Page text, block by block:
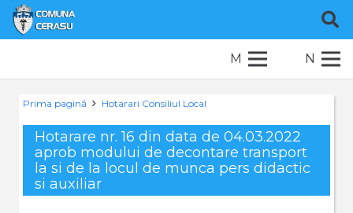
M N
Prima pagină Hotarari Consiliul Local
Hotarare nr. 16 din data de 04.03.2022
aprob modului de decontare transport
la si de la locul de munca pers didactic
si auxiliar